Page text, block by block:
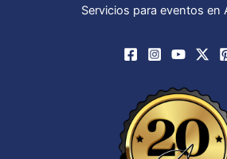
Servicios para eventos en